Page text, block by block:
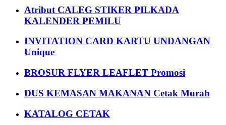
Atribut CALEG STIKER PILKADA
KALENDER PEMILU
INVITATION CARD KARTU UNDANGAN
Unique
BROSUR FLYER LEAFLET Promosi
DUS KEMASAN MAKANAN Cetak Murah
KATALOG CETAK